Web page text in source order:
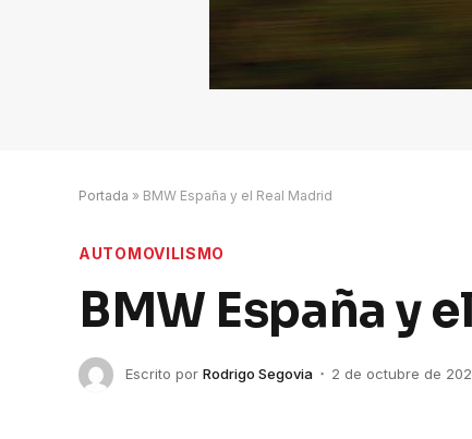
Portada » BMW España y el Real Madrid
AUTOMOVILISMO
BMW España y
Escrito por Rodrigo Segovia 2 de octubre de